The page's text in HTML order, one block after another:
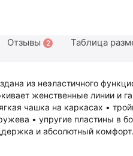
Отзывы 2 Таблица
из неэластичного
женственные линии и
чашка на каркасах •
• упругие пластины в
и абсолютный комфорт.